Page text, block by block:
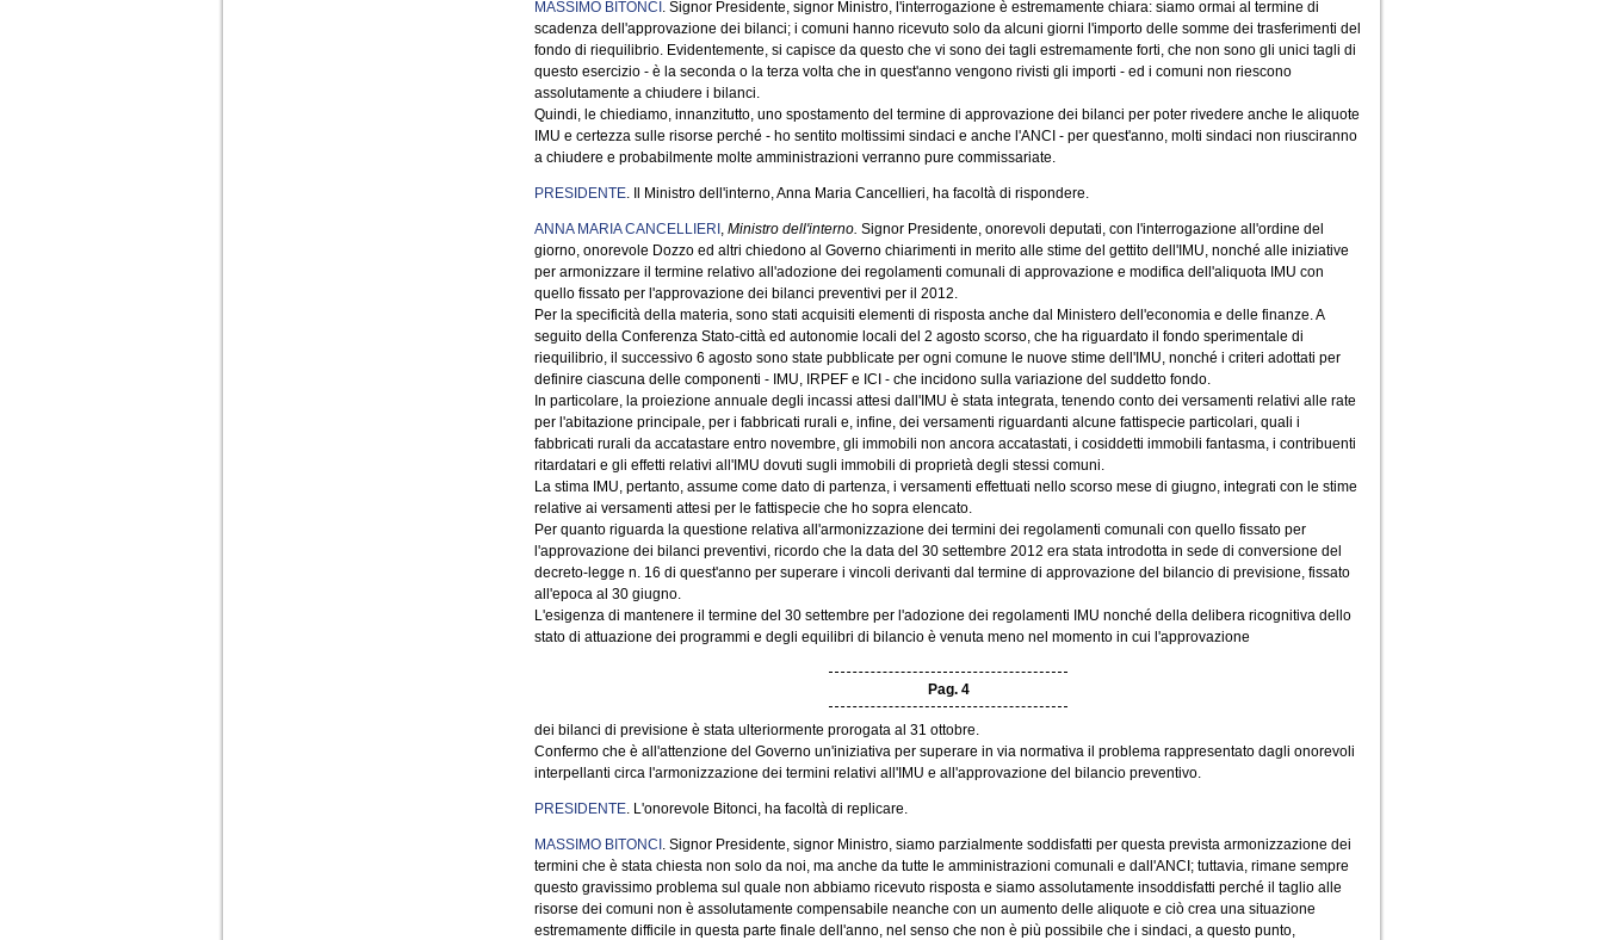
MASSIMO BITONCI . Signor Presidente, signor Ministro, l'interrogazione è estremamente chiara: siamo ormai al termine di
scadenza dell'approvazione dei bilanci; i comuni hanno ricevuto solo da alcuni giorni l'importo delle somme dei trasferimenti del
fondo di riequilibrio. Evidentemente, si capisce da questo che vi sono dei tagli estremamente forti, che non sono gli unici tagli di
questo esercizio - è la seconda o la terza volta che in quest'anno vengono rivisti gli importi - ed i comuni non riescono
assolutamente a chiudere i bilanci.
Quindi, le chiediamo, innanzitutto, uno spostamento del termine di approvazione dei bilanci per poter rivedere anche le aliquote
IMU e certezza sulle risorse perché - ho sentito moltissimi sindaci e anche l'ANCI - per quest'anno, molti sindaci non riusciranno
a chiudere e probabilmente molte amministrazioni verranno pure commissariate.
PRESIDENTE. Il Ministro dell'interno, Anna Maria Cancellieri, ha facoltà di rispondere.
ANNA MARIA CANCELLIERI , Ministro dell'interno. Signor Presidente, onorevoli deputati, con l'interrogazione all'ordine del
giorno, onorevole Dozzo ed altri chiedono al Governo chiarimenti in merito alle stime del gettito dell'IMU, nonché alle iniziative
per armonizzare il termine relativo all'adozione dei regolamenti comunali di approvazione e modifica dell'aliquota IMU con
quello fissato per l'approvazione dei bilanci preventivi per il 2012.
Per la specificità della materia, sono stati acquisiti elementi di risposta anche dal Ministero dell'economia e delle finanze. A
seguito della Conferenza Stato-città ed autonomie locali del 2 agosto scorso, che ha riguardato il fondo sperimentale di
riequilibrio, il successivo 6 agosto sono state pubblicate per ogni comune le nuove stime dell'IMU, nonché i criteri adottati per
definire ciascuna delle componenti - IMU, IRPEF e ICI - che incidono sulla variazione del suddetto fondo.
In particolare, la proiezione annuale degli incassi attesi dall'IMU è stata integrata, tenendo conto dei versamenti relativi alle rate
per l'abitazione principale, per i fabbricati rurali e, infine, dei versamenti riguardanti alcune fattispecie particolari, quali i
fabbricati rurali da accatastare entro novembre, gli immobili non ancora accatastati, i cosiddetti immobili fantasma, i contribuenti
ritardatari e gli effetti relativi all'IMU dovuti sugli immobili di proprietà degli stessi comuni.
La stima IMU, pertanto, assume come dato di partenza, i versamenti effettuati nello scorso mese di giugno, integrati con le stime
relative ai versamenti attesi per le fattispecie che ho sopra elencato.
Per quanto riguarda la questione relativa all'armonizzazione dei termini dei regolamenti comunali con quello fissato per
l'approvazione dei bilanci preventivi, ricordo che la data del 30 settembre 2012 era stata introdotta in sede di conversione del
decreto-legge n. 16 di quest'anno per superare i vincoli derivanti dal termine di approvazione del bilancio di previsione, fissato
all'epoca al 30 giugno.
L'esigenza di mantenere il termine del 30 settembre per l'adozione dei regolamenti IMU nonché della delibera ricognitiva dello
stato di attuazione dei programmi e degli equilibri di bilancio è venuta meno nel momento in cui l'approvazione
Pag. 4
dei bilanci di previsione è stata ulteriormente prorogata al 31 ottobre.
Confermo che è all'attenzione del Governo un'iniziativa per superare in via normativa il problema rappresentato dagli onorevoli
interpellanti circa l'armonizzazione dei termini relativi all'IMU e all'approvazione del bilancio preventivo.
PRESIDENTE. L'onorevole Bitonci, ha facoltà di replicare.
MASSIMO BITONCI . Signor Presidente, signor Ministro, siamo parzialmente soddisfatti per questa prevista armonizzazione dei
termini che è stata chiesta non solo da noi, ma anche da tutte le amministrazioni comunali e dall'ANCI; tuttavia, rimane sempre
questo gravissimo problema sul quale non abbiamo ricevuto risposta e siamo assolutamente insoddisfatti perché il taglio alle
risorse dei comuni non è assolutamente compensabile neanche con un aumento delle aliquote e ciò crea una situazione
estremamente difficile in questa parte finale dell'anno, nel senso che non è più possibile che i sindaci, a questo punto,